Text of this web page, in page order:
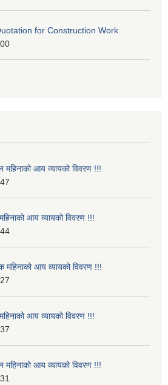
for Construction Work
आय व्यायको विवरण !!!
आय व्यायको विवरण !!!
आय व्यायको विवरण !!!
आय व्यायको विवरण !!!
आय व्यायको विवरण !!!